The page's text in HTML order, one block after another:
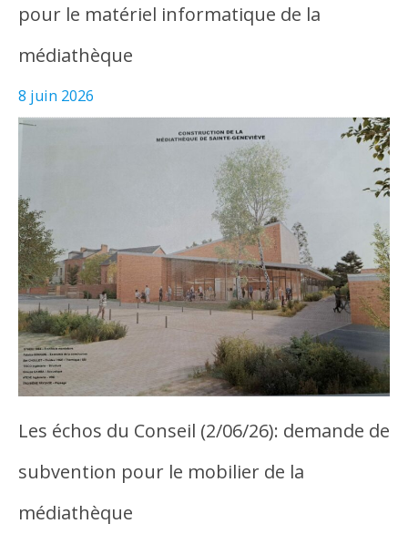
pour le matériel informatique de la
médiathèque
8 juin 2026
Les échos du Conseil (2/06/26): demande de
subvention pour le mobilier de la
médiathèque